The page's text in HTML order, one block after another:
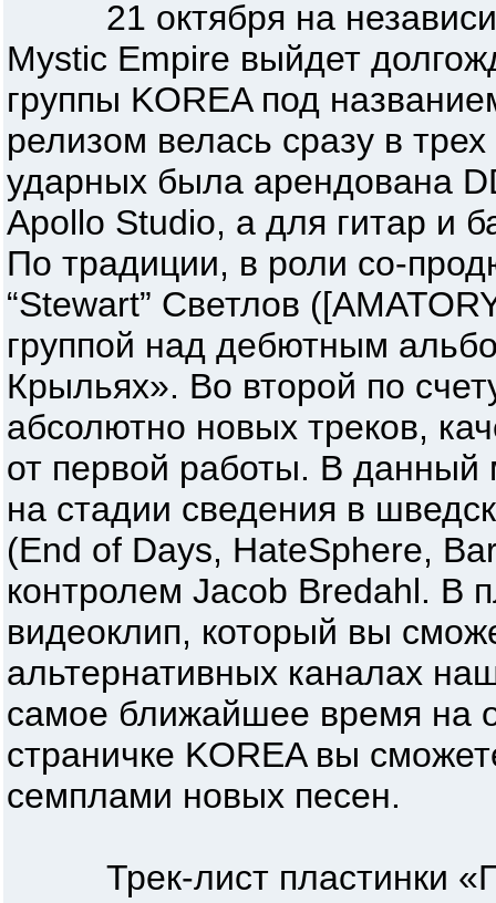
21 октября на
Mystic Empire выйдет
группы KOREA под
релизом велась сразу в
ударных была арендована
Apollo Studio, а для гитар и
По традиции, в роли со-
“Stewart” Светлов
группой над дебютным
Крыльях». Во второй по
абсолютно новых треков,
от первой работы. В
на стадии сведения в
(End of Days, HateSphere,
контролем Jacob Bredahl. В
видеоклип, который вы
альтернативных каналах
самое ближайшее время на
страничке KOREA вы
семплами новых песен.
Трек-лист пластинки